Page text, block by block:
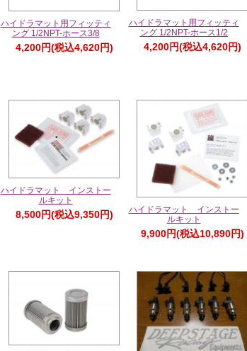
ハイドラマット用フィッティ
ング 1/2NPT-ホース3/8
4,200円(税込4,620円)
ハイドラマット用フィッティ
ング 1/2NPT-ホース1/2
4,200円(税込4,620円)
ハイドラマット インストー
ルキット
8,500円(税込9,350円)
ハイドラマット インストー
ルキット
9,900円(税込10,890円)